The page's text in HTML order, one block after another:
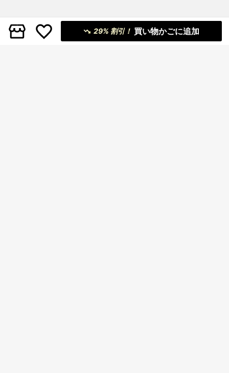
29% 割引！ 買い物かごに追加